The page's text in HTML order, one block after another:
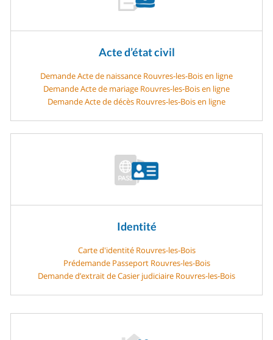
Acte d’état civil
Demande Acte de naissance Rouvres-les-Bois en ligne
Demande Acte de mariage Rouvres-les-Bois en ligne
Demande Acte de décès Rouvres-les-Bois en ligne
Identité
Carte d'identité Rouvres-les-Bois
Prédemande Passeport Rouvres-les-Bois
Demande d’extrait de Casier judiciaire Rouvres-les-Bois